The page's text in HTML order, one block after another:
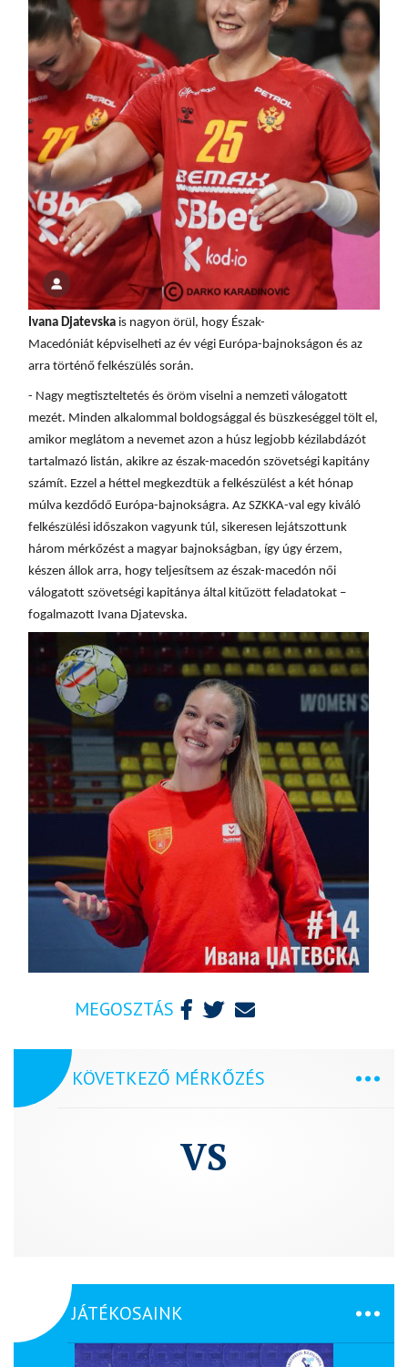
Ivana Djatevska is nagyon örül, hogy Észak-
Macedóniát képviselheti az év végi Európa-bajnokságon és az
arra történő felkészülés során.
- Nagy megtiszteltetés és öröm viselni a nemzeti válogatott
mezét. Minden alkalommal boldogsággal és büszkeséggel tölt el,
amikor meglátom a nevemet azon a húsz legjobb kézilabdázót
tartalmazó listán, akikre az észak-macedón szövetségi kapitány
számít. Ezzel a héttel megkezdtük a felkészülést a két hónap
múlva kezdődő Európa-bajnokságra. Az SZKKA-val egy kiváló
felkészülési időszakon vagyunk túl, sikeresen lejátszottunk
három mérkőzést a magyar bajnokságban, így úgy érzem,
készen állok arra, hogy teljesítsem az észak-macedón női
válogatott szövetségi kapitánya által kitűzött feladatokat –
fogalmazott Ivana Djatevska.
MEGOSZTÁS
KÖVETKEZŐ MÉRKŐZÉS
VS
JÁTÉKOSAINK